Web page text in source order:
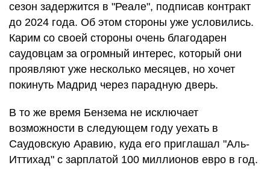
сезон задержится в "Реале", подписав контракт
до 2024 года. Об этом стороны уже условились.
Карим со своей стороны очень благодарен
саудовцам за огромный интерес, который они
проявляют уже несколько месяцев, но хочет
покинуть Мадрид через парадную дверь.
В то же время Бензема не исключает
возможности в следующем году уехать в
Саудовскую Аравию, куда его приглашал "Аль-
Иттихад" с зарплатой 100 миллионов евро в год.